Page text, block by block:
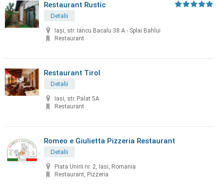
Restaurant Rustic
Detalii
Iași, str. Iancu Bacalu 38 A - Splai Bahlui
Restaurant
Restaurant Tirol
Detalii
Iasi, str. Palat 5A
Restaurant
Romeo e Giulietta Pizzeria Restaurant
Detalii
Piata Unirii nr. 2, Iasi, Romania
Restaurant, Pizzeria